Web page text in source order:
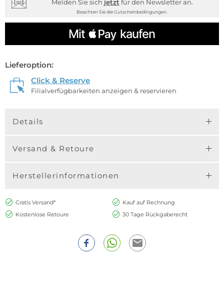
Melden Sie sich jetzt für den Newsletter an.
Beachten Sie die Gutscheinbedingungen.
Lieferoption:
Click & Reserve
Filialverfügbarkeiten anzeigen & reservieren
Details
Versand & Retoure
Herstellerinformationen
Gratis Versand*
Kauf auf Rechnung
Kostenlose Retoure
30 Tage Rückgaberecht